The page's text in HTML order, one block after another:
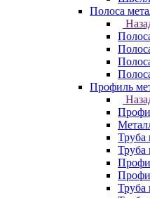
Полоса
Профиль
Труба
Труба
Труба